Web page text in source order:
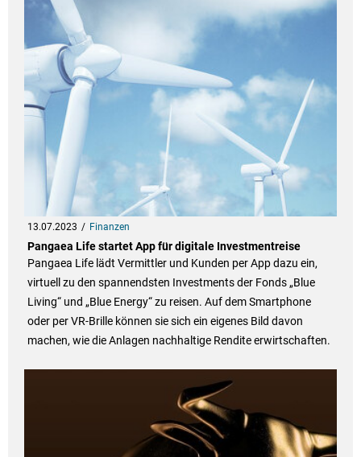
13.07.2023 Finanzen
Pangaea Life startet App für digitale Investmentreise
Pangaea Life lädt Vermittler und Kunden per App dazu ein,
virtuell zu den spannendsten Investments der Fonds „Blue
Living“ und „Blue Energy“ zu reisen. Auf dem Smartphone
oder per VR-Brille können sie sich ein eigenes Bild davon
machen, wie die Anlagen nachhaltige Rendite erwirtschaften.